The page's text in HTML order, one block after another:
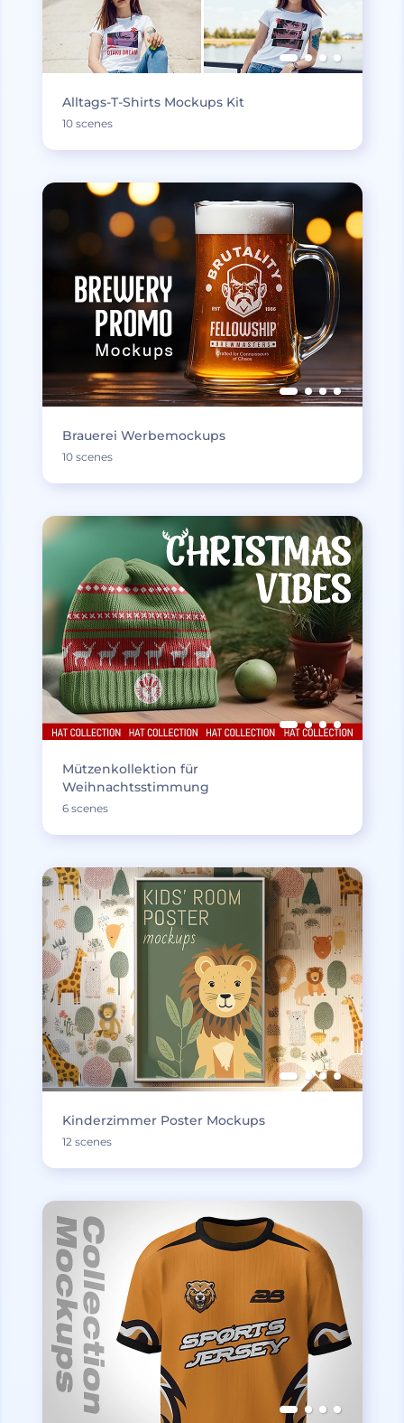
Alltags-T-Shirts Mockups Kit
10 scenes
Brauerei Werbemockups
10 scenes
Mützenkollektion für
Weihnachtsstimmung
6 scenes
Kinderzimmer Poster Mockups
12 scenes